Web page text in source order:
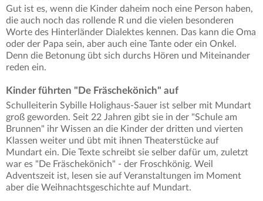
Gut ist es, wenn die Kinder daheim noch eine Person haben,
die auch noch das rollende R und die vielen besonderen
Worte des Hinterländer Dialektes kennen. Das kann die Oma
oder der Papa sein, aber auch eine Tante oder ein Onkel.
Denn die Betonung übt sich durchs Hören und Miteinander
reden ein.
Kinder führten "De Fräschekönich" auf
Schulleiterin Sybille Holighaus-Sauer ist selber mit Mundart
groß geworden. Seit 22 Jahren gibt sie in der "Schule am
Brunnen" ihr Wissen an die Kinder der dritten und vierten
Klassen weiter und übt mit ihnen Theaterstücke auf
Mundart ein. Die Texte schreibt sie selber dafür um, zuletzt
war es "De Fräschekönich" - der Froschkönig. Weil
Adventszeit ist, lesen sie auf Veranstaltungen im Moment
aber die Weihnachtsgeschichte auf Mundart.